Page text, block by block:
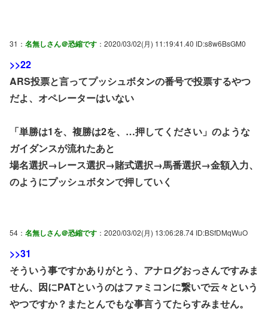
31： 名無しさん＠恐縮です ：2020/03/02(月) 11:19:41.40 ID:s8w6BsGM0
>>22
ARS投票と言ってプッシュボタンの番号で投票するやつ
だよ、オペレーターはいない
「単勝は1を、複勝は2を、…押してください」のような
ガイダンスが流れたあと
場名選択→レース選択→賭式選択→馬番選択→金額入力、
のようにプッシュボタンで押していく
54： 名無しさん＠恐縮です ：2020/03/02(月) 13:06:28.74 ID:BSfDMqWuO
>>31
そういう事ですかありがとう、アナログおっさんですみま
せん、因にPATというのはファミコンに繋いで云々という
やつですか？またとんでもな事言うてたらすみません。